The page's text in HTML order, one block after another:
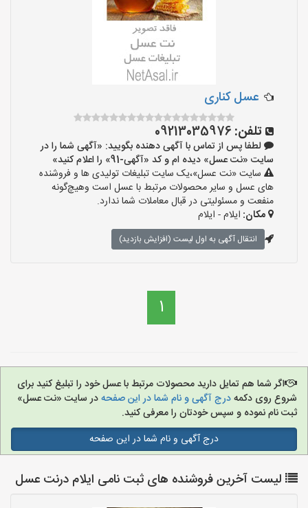
عسل کناری
تلفن: 09213035976
لطفا پس از تماس با آگهی دهنده بگویید: «آگهی شما را در
سایت «نت عسل» دیده ام و کد «آگهی-91» را اعلام کنید»
سایت «نت عسل»،یک سایت تبلیغات تولیدی ها و فروشنده
های عسل و سایر محصولات مرتبط با عسل است وهیچ‌گونه
منفعت و مسئولیتی در قبال معاملات شما ندارد.
مکان: ایلام - ایلام
انتقال آگهی به اول لیست (افزایش بازدید)
1
اگر شما هم تمایل دارید محصولات مرتبط با عسل خود را تبلیغ کنید برای
شروع روی دکمهدرج آگهی و نام شما در این صفحهدر سایت «نت عسل»
ثبت نام نموده و سپس خودتان را معرفی کنید.
درج آگهی و نام شما در این صفحه
لیست آخرین فروشنده های ثبت نامی ایلام درنت عسل